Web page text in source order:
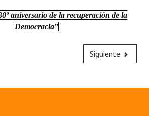
aniversario de la recuperación de la
Democracia”
Siguiente